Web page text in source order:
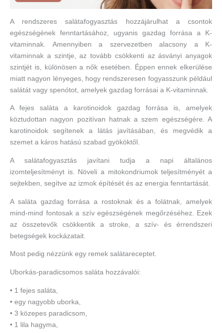
A rendszeres salátafogyasztás hozzájárulhat a csontok
egészségének fenntartásához, ugyanis gazdag forrása a K-
vitaminnak. Amennyiben a szervezetben alacsony a K-
vitaminnak a szintje, az tovább csökkenti az ásványi anyagok
szintjét is, különösen a nők esetében. Éppen ennek elkerülése
miatt nagyon lényeges, hogy rendszeresen fogyasszunk például
salátát vagy spenótot, amelyek gazdag forrásai a K-vitaminnak.
A fejes saláta a karotinoidok gazdag forrása is, amelyek
köztudottan nagyon pozitívan hatnak a szem egészségére. A
karotinoidok segítenek a látás javításában, és megvédik a
szemet a káros hatású szabad gyököktől.
A salátafogyasztás javítani tudja a napi általános
izomteljesítményt is. Növeli a mitokondriumok teljesítményét a
sejtekben, segítve az izmok építését és az energia fenntartását.
A saláta gazdag forrása a rostoknak és a folátnak, amelyek
mind-mind fontosak a szív egészségének megőrzéséhez. Ezek
az összetevők csökkentik a stroke, a szív- és érrendszeri
betegségek kockázatait.
Most pedig nézzünk egy remek salátareceptet.
Uborkás-paradicsomos saláta hozzávalói:
• 1 fejes saláta,
• egy nagyobb uborka,
• 3 közepes paradicsom,
• 1 lila hagyma,